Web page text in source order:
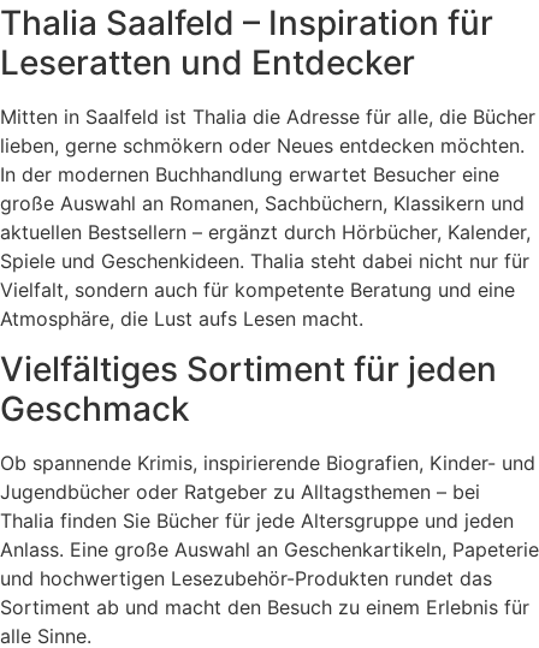
Thalia Saalfeld – Inspiration für
Leseratten und Entdecker
Mitten in Saalfeld ist Thalia die Adresse für alle, die Bücher
lieben, gerne schmökern oder Neues entdecken möchten.
In der modernen Buchhandlung erwartet Besucher eine
große Auswahl an Romanen, Sachbüchern, Klassikern und
aktuellen Bestsellern – ergänzt durch Hörbücher, Kalender,
Spiele und Geschenkideen. Thalia steht dabei nicht nur für
Vielfalt, sondern auch für kompetente Beratung und eine
Atmosphäre, die Lust aufs Lesen macht.
Vielfältiges Sortiment für jeden
Geschmack
Ob spannende Krimis, inspirierende Biografien, Kinder- und
Jugendbücher oder Ratgeber zu Alltagsthemen – bei
Thalia finden Sie Bücher für jede Altersgruppe und jeden
Anlass. Eine große Auswahl an Geschenkartikeln, Papeterie
und hochwertigen Lesezubehör-Produkten rundet das
Sortiment ab und macht den Besuch zu einem Erlebnis für
alle Sinne.